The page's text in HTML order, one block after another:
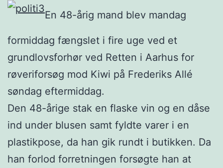
En 48-årig mand blev mandag
formiddag fængslet i fire uge ved et
grundlovsforhør ved Retten i Aarhus for
røveriforsøg mod Kiwi på Frederiks Allé
søndag eftermiddag.
Den 48-årige stak en flaske vin og en dåse
ind under blusen samt fyldte varer i en
plastikpose, da han gik rundt i butikken. Da
han forlod forretningen forsøgte han at